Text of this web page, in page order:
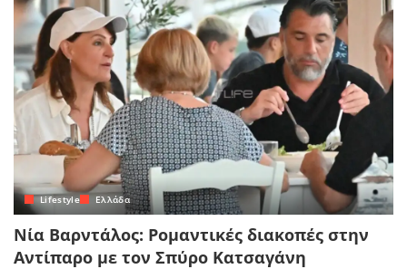
Lifestyle Ελλάδα
Νία Βαρντάλος: Ρομαντικές διακοπές στην
Αντίπαρο με τον Σπύρο Κατσαγάνη